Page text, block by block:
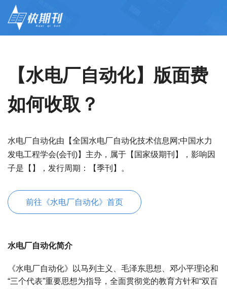
【水电厂自动化】版面费
如何收取？
水电厂自动化由【全国水电厂自动化技术信息网;中国水力
发电工程学会(会刊)】主办，属于【国家级期刊】，影响因
子是【】，发行周期：【季刊】。
前往《水电厂自动化》首页
水电厂自动化简介
《水电厂自动化》以马列主义、毛泽东思想、邓小平理论和
“三个代表”重要思想为指导，全面贯彻党的教育方针和“双百